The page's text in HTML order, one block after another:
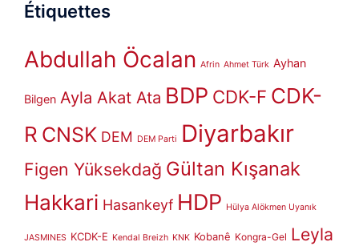
Étiquettes
Abdullah Öcalan Afrin Ahmet Türk Ayhan
Bilgen Ayla Akat Ata BDP CDK-F CDK-
R CNSK DEM DEM Parti Diyarbakır
Figen Yüksekdağ Gültan Kışanak
Hakkari Hasankeyf HDP Hülya Alökmen Uyanık
JASMINES KCDK-E Kendal Breizh KNK Kobanê Kongra-Gel Leyla